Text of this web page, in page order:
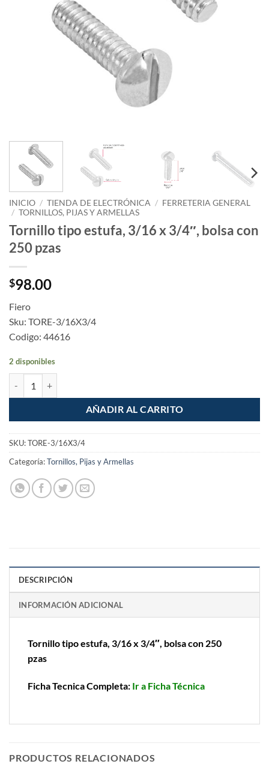
INICIO / TIENDA DE ELECTRÓNICA / FERRETERIA GENERAL
/ TORNILLOS, PIJAS Y ARMELLAS
Tornillo tipo estufa, 3/16 x 3/4″, bolsa con
250 pzas
$98.00
Fiero
Sku: TORE-3/16X3/4
Codigo: 44616
2 disponibles
AÑADIR AL CARRITO
SKU:TORE-3/16X3/4
Categoría:Tornillos, Pijas y Armellas
DESCRIPCIÓN
INFORMACIÓN ADICIONAL
Tornillo tipo estufa, 3/16 x 3/4″, bolsa con 250
pzas
Ficha Tecnica Completa: Ir a Ficha Técnica
PRODUCTOS RELACIONADOS